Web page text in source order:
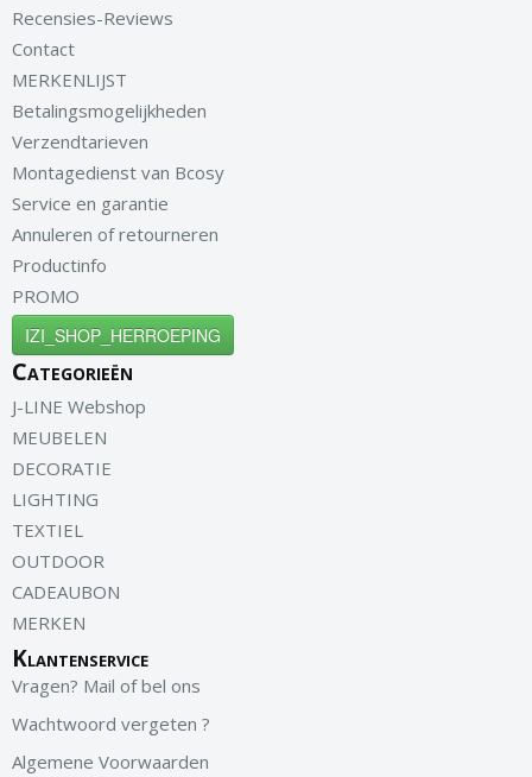
Recensies-Reviews
Contact
MERKENLIJST
Betalingsmogelijkheden
Verzendtarieven
Montagedienst van Bcosy
Service en garantie
Annuleren of retourneren
Productinfo
PROMO
IZI_SHOP_HERROEPING
Categorieën
J-LINE Webshop
MEUBELEN
DECORATIE
LIGHTING
TEXTIEL
OUTDOOR
CADEAUBON
MERKEN
Klantenservice
Vragen? Mail of bel ons
Wachtwoord vergeten ?
Algemene Voorwaarden